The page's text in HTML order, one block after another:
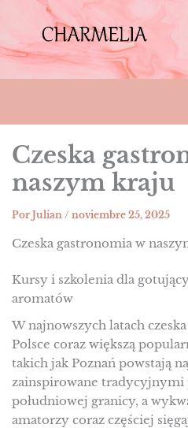
Czeska
naszym kraju
Por Julian / noviembre 25, 2025
Czeska gastronomia w
Kursy i szkolenia dla
aromatów
W najnowszych latach
Polsce coraz większą
takich jak Poznań powstają
zainspirowane tradycyjnymi
południowej granicy, a
amatorzy coraz częściej